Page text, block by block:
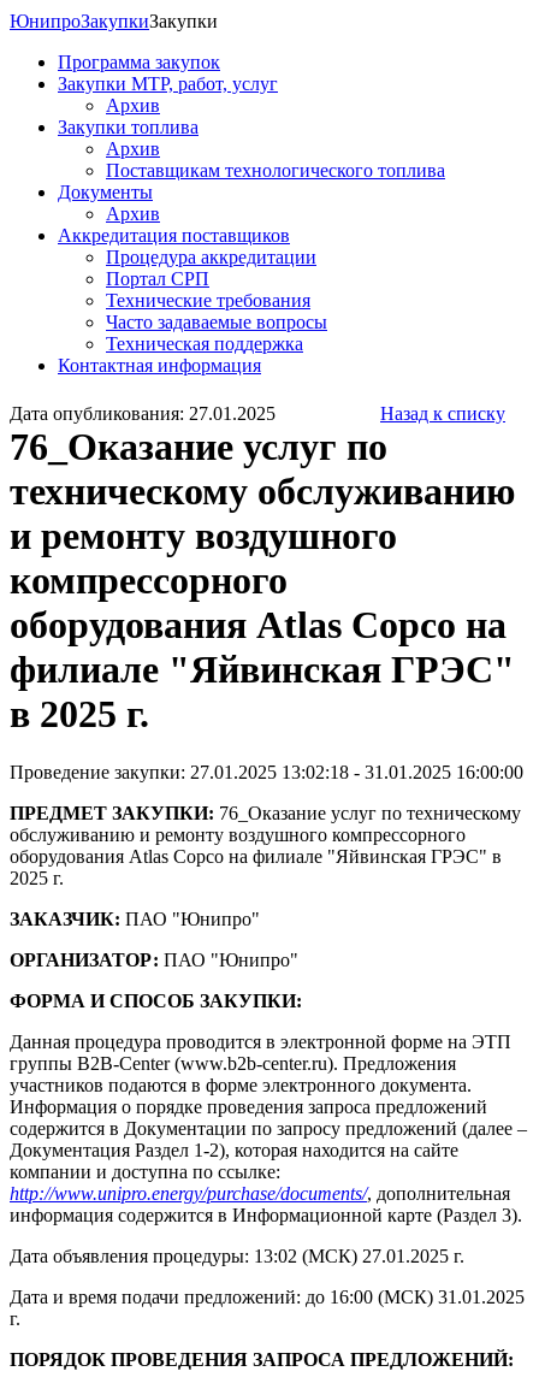
ЮнипроЗакупкиЗакупки
Программа закупок
Закупки МТР, работ, услуг
Архив
Закупки топлива
Архив
Поставщикам технологического топлива
Документы
Архив
Аккредитация поставщиков
Процедура аккредитации
Портал СРП
Технические требования
Часто задаваемые вопросы
Техническая поддержка
Контактная информация
Дата опубликования: 27.01.2025 Назад к списку
76_Оказание услуг по
техническому обслуживанию
и ремонту воздушного
компрессорного
оборудования Atlas Copco на
филиале "Яйвинская ГРЭС"
в 2025 г.
Проведение закупки: 27.01.2025 13:02:18 - 31.01.2025 16:00:00
ПРЕДМЕТ ЗАКУПКИ: 76_Оказание услуг по техническому
обслуживанию и ремонту воздушного компрессорного
оборудования Atlas Copco на филиале "Яйвинская ГРЭС" в
2025 г.
ЗАКАЗЧИК: ПАО "Юнипро"
ОРГАНИЗАТОР: ПАО "Юнипро"
ФОРМА И СПОСОБ ЗАКУПКИ:
Данная процедура проводится в электронной форме на ЭТП
группы B2B-Center (www.b2b-center.ru). Предложения
участников подаются в форме электронного документа.
Информация о порядке проведения запроса предложений
содержится в Документации по запросу предложений (далее –
Документация Раздел 1-2), которая находится на сайте
компании и доступна по ссылке:
http://www.unipro.energy/purchase/documents/, дополнительная
информация содержится в Информационной карте (Раздел 3).
Дата объявления процедуры: 13:02 (МСК) 27.01.2025 г.
Дата и время подачи предложений: до 16:00 (МСК) 31.01.2025
г.
ПОРЯДОК ПРОВЕДЕНИЯ ЗАПРОСА ПРЕДЛОЖЕНИЙ: